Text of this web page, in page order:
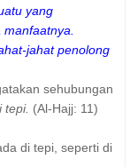
yang
jahat penolong
sehubungan
tepi. (Al-Hajj: 11)
di tepi, seperti di